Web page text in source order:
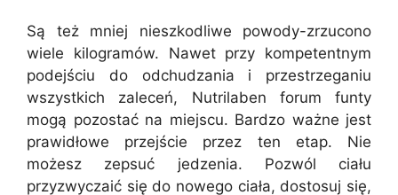
Są też mniej nieszkodliwe powody-zrzucono
wiele kilogramów. Nawet przy kompetentnym
podejściu do odchudzania i przestrzeganiu
wszystkich zaleceń, Nutrilaben forum funty
mogą pozostać na miejscu. Bardzo ważne jest
prawidłowe przejście przez ten etap. Nie
możesz zepsuć jedzenia. Pozwól ciału
przyzwyczaić się do nowego ciała, dostosuj się,